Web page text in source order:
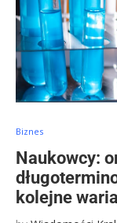
Biznes
Naukowcy:
kolejne